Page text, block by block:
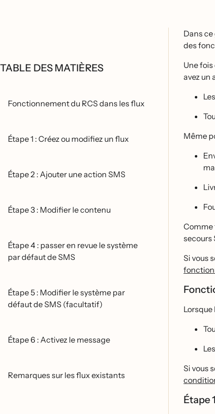
TABLE DES MATIÈRES
Fonctionnement du RCS dans les flux
Étape 1 : Créez ou modifiez un flux
Étape 2 : Ajouter une action SMS
Étape 3 : Modifier le contenu
Étape 4 : passer en revue le système
par défaut de SMS
Étape 5 : Modifier le système par
défaut de SMS (facultatif)
Étape 6 : Activez le message
Remarques sur les flux existants
Dans
des
Une fois
avez un
Même
Comme
secours
Si vous
Lorsque
Si vous
Étape